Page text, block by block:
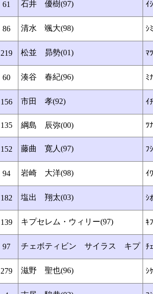
61 石井 優樹(97) ｲ
86 清水 颯大(98) ｼ
219 松並 昴勢(01) ﾏ
60 湊谷 春紀(96) ﾐ
156 市田 孝(92) ｲ
135 綱島 辰弥(00) ﾂ
152 藤曲 寛人(97) ﾌ
94 岩崎 大洋(98) ｲ
182 塩出 翔太(03) ｼ
139 キプセレム・ウィリー(97) ｷ
97 チェボティビン サイラス キプ ﾁ
279 滋野 聖也(96) ｼ